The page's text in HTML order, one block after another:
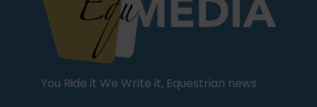
You Ride it We Write it, Equestrian news